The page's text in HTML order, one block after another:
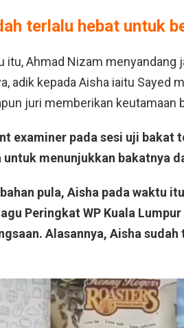
terlalu hebat untuk
itu, Ahmad Nizam
adik kepada Aisha iaitu Sayed
juri memberikan keutamaan
examiner pada sesi uji bakat
untuk menunjukkan bakatnya
pula, Aisha pada waktu
Peringkat WP Kuala
Alasannya, Aisha